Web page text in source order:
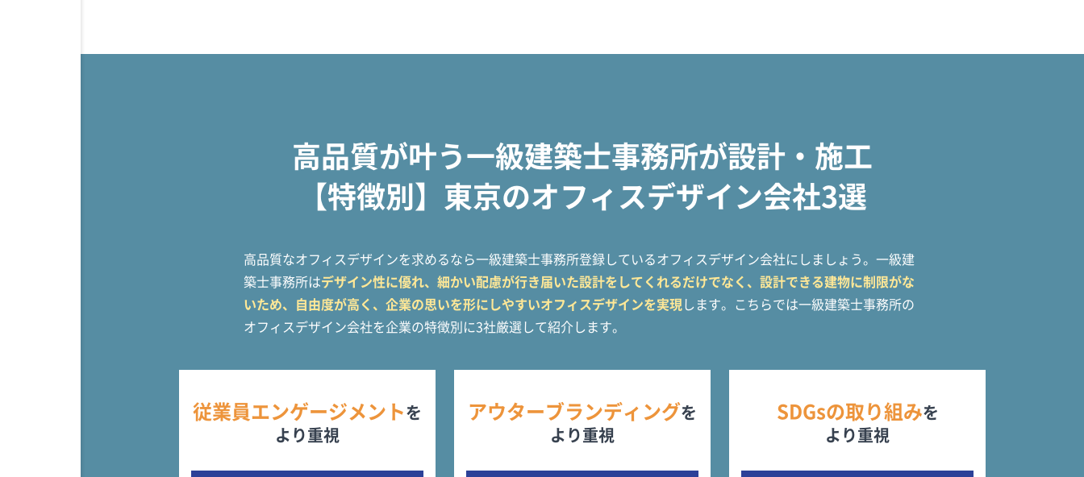
高品質が叶う一級建築士事務所が設計・施工
【特徴別】 東京のオフィスデザイン会社3選
高品質なオフィスデザインを求めるなら一級建築士事務所登録しているオフィスデザイン会社にしましょう。一級建
築士事務所はデザイン性に優れ、細かい配慮が行き届いた設計をしてくれるだけでなく、設計できる建物に制限がな
いため、自由度が高く、企業の思いを形にしやすいオフィスデザインを実現します。こちらでは一級建築士事務所の
オフィスデザイン会社を企業の特徴別に3社厳選して紹介します。
従業員エンゲージメントを
より重視
アウターブランディングを
より重視
SDGsの取り組みを
より重視